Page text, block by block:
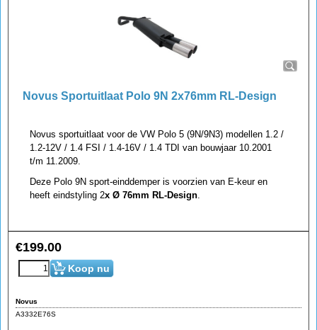
Novus Sportuitlaat Polo 9N 2x76mm RL-Design
Novus sportuitlaat voor de VW Polo 5 (9N/9N3) modellen 1.2 /
1.2-12V / 1.4 FSI / 1.4-16V / 1.4 TDI van bouwjaar 10.2001
t/m 11.2009.
Deze Polo 9N sport-einddemper is voorzien van E-keur en
heeft eindstyling 2x Ø 76mm RL-Design
€199.00
Koop nu
Novus
A3332E76S